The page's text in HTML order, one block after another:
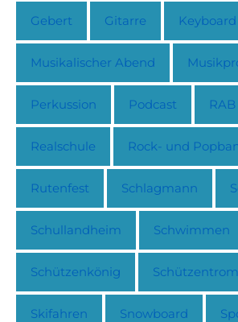
Gebert Gitarre Keyboard
Musikalischer Abend
Perkussion Podcast RAB
Realschule Rock- und
Rutenfest Schlagmann
Schullandheim Schwimmen
Schützenkönig
Skifahren Snowboard